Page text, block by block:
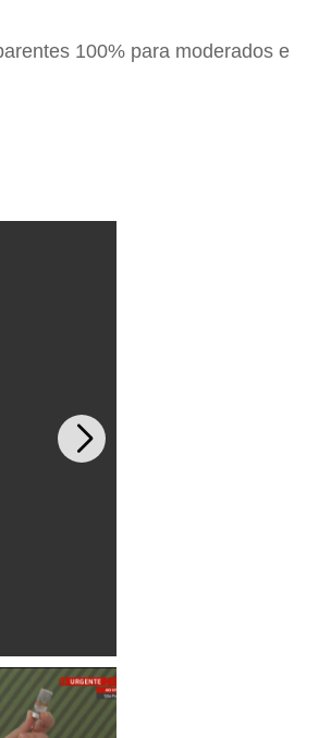
100% para moderados e